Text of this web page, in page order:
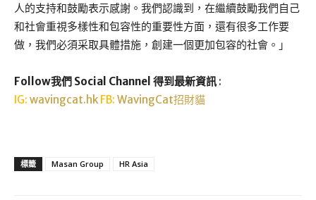
人的支持和鼓勵表示感謝。我們認識到，在繼續鼓勵我們自己
和社會重視多樣性和包容性的重要性方面，還有很多工作要
做，我們必須采取具體措施，創建一個更加包容的社會。」
Follow我們 Social Channel 得到最新資訊 :
IG: wavingcat.hk FB: WavingCat招財貓
標籤 Masan Group HR Asia